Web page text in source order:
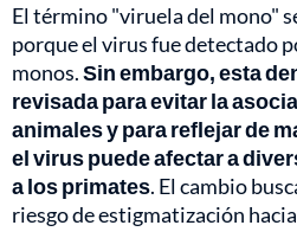
El término "viruela del mono"
porque el virus fue detectado
monos.Sin embargo, esta
revisada para evitar la
animales y para reflejar de
el virus puede afectar a
a los primates. El cambio
riesgo de estigmatización